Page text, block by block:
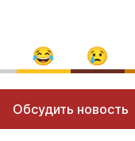
Обсудить новость